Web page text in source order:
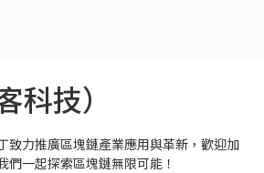
技）
致力推廣區塊鏈產業應用與革新，歡迎加
們一起探索區塊鏈無限可能！